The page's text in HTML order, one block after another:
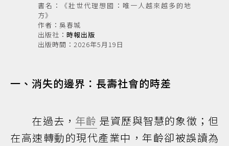
書名：《壯世代理想國：唯一人越來越多的地
方》
作者：吳春城
出版社： 時報出版
出版時間：2026年5月19日
一、消失的邊界：長壽社會的時差
在過去， 年齡 是資歷與智慧的象徵；但
在高速轉動的現代產業中，年齡卻被誤讀為